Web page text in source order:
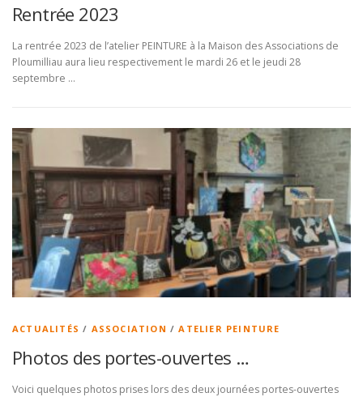
Rentrée 2023
La rentrée 2023 de l’atelier PEINTURE à la Maison des Associations de
Ploumilliau aura lieu respectivement le mardi 26 et le jeudi 28
septembre …
ACTUALITÉS / ASSOCIATION /ATELIER PEINTURE
Photos des portes-ouvertes …
Voici quelques photos prises lors des deux journées portes-ouvertes